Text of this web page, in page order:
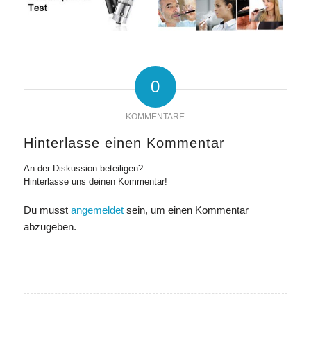
0
KOMMENTARE
Hinterlasse einen Kommentar
An der Diskussion beteiligen?
Hinterlasse uns deinen Kommentar!
Du musst angemeldetsein, um einen Kommentar
abzugeben.